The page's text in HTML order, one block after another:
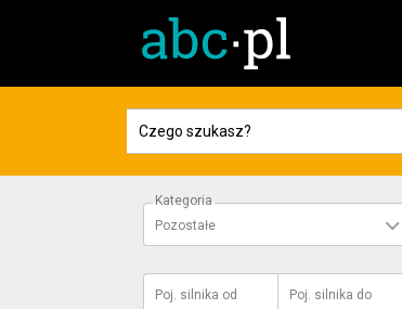
Kategoria
Pozostałe
Poj. silnika od Poj. silnika do